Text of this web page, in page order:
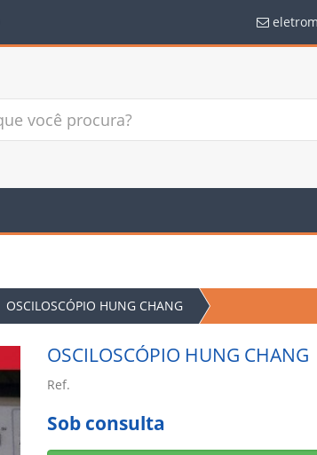
OSCILOSCÓPIO HUNG CHANG
OSCILOSCÓPIO HUNG CHANG
Ref.
Sob consulta